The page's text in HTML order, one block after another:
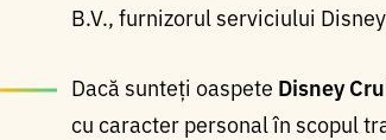
B.V., furnizorul serviciului
Dacă sunteți oaspete Disney
cu caracter personal în scopul